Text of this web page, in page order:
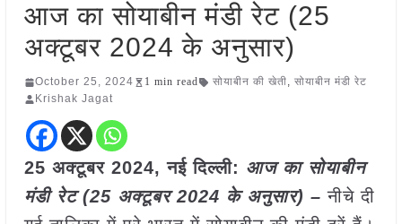
आज का सोयाबीन मंडी रेट (25
अक्टूबर 2024 के अनुसार)
October 25, 2024 1 min read सोयाबीन की खेती, सोयाबीन मंडी रेट
Krishak Jagat
25 अक्टूबर 2024, नई दिल्ली: आज का सोयाबीन
मंडी रेट (25 अक्टूबर 2024 के अनुसार) –नीचे दी